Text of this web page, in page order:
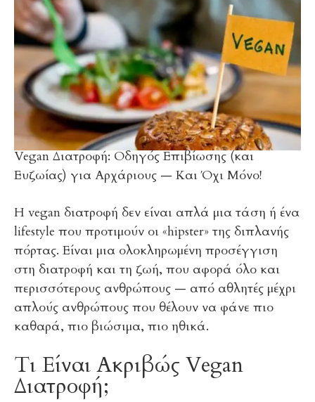
Vegan Διατροφή: Οδηγός Επιβίωσης (και
Ευζωίας) για Αρχάριους — Και Όχι Μόνο!
Η vegan διατροφή δεν είναι απλά μια τάση ή ένα
lifestyle που προτιμούν οι «hipster» της διπλανής
πόρτας. Είναι μια ολοκληρωμένη προσέγγιση
στη διατροφή και τη ζωή, που αφορά όλο και
περισσότερους ανθρώπους — από αθλητές μέχρι
απλούς ανθρώπους που θέλουν να φάνε πιο
καθαρά, πιο βιώσιμα, πιο ηθικά.
Τι Είναι Ακριβώς Vegan
Διατροφή;